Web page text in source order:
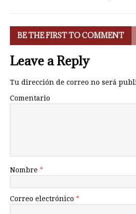
BE THE FIRST TO COMMENT
Leave a Reply
Tu dirección de correo no será
Comentario
Nombre *
Correo electrónico *